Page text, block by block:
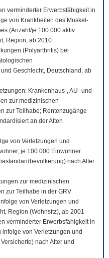
verminderter Erwerbsfähigkeit in
von Krankheiten des Muskel-
(Anzahl/je 100.000 aktiv
Region, ab 2010
(Polyarthritis) bei
Geschlecht, Deutschland, ab
Krankenhaus-, AU- und
zur medizinischen
zur Teilhabe; Rentenzugänge
an der Alten
von Verletzungen und
je 100.000 Einwohner
nach Alter
zur medizinischen
zur Teilhabe in der GRV
von Verletzungen und
Region (Wohnsitz), ab 2001
verminderter Erwerbsfähigkeit in
von Verletzungen und
nach Alter und